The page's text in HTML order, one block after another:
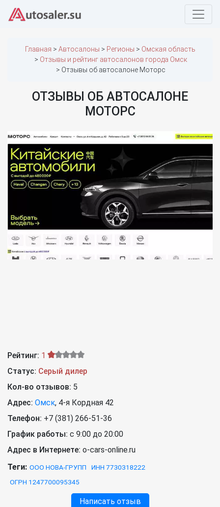
Главная Автосалоны Регионы
Омская область
Отзывы и рейтинг автосалонов города Омск
Отзывы об автосалоне Моторс
ОТЗЫВЫ ОБ АВТОСАЛОНЕ
МОТОРС
Рейтинг: 1
Статус: Серый дилер
Кол-во отзывов: 5
Адрес: Омск, 4-я Кордная 42
Телефон: +7 (381) 266-51-36
График работы: с 9:00 до 20:00
Адрес в Интернете: o-cars-online.ru
Теги: ООО НОВА-ГРУПП
ИНН 7730318222
ОГРН 1247700095345
Написать отзыв